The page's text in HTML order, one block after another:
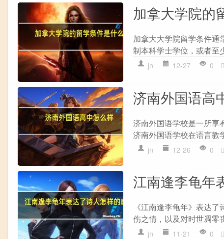
加拿大学院的
加拿大大学院留学条件通
制本科学士学位，或者至
jn 12-27 0
济南外国语高
济南外国语学校是一所享
济南外国语学校在语言教
jn 12-26 0
江南逢李龟年
《江南逢李龟年》表达
伤之情，以及对时世凋零
jn 11-21 0